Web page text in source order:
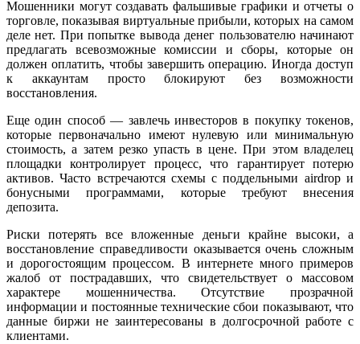
Мошенники могут создавать фальшивые графики и отчеты о
торговле, показывая виртуальные прибыли, которых на самом
деле нет. При попытке вывода денег пользователю начинают
предлагать всевозможные комиссии и сборы, которые он
должен оплатить, чтобы завершить операцию. Иногда доступ
к аккаунтам просто блокируют без возможности
восстановления.
Еще один способ — завлечь инвесторов в покупку токенов,
которые первоначально имеют нулевую или минимальную
стоимость, а затем резко упасть в цене. При этом владелец
площадки контролирует процесс, что гарантирует потерю
активов. Часто встречаются схемы с поддельными аirdrop и
бонусными программами, которые требуют внесения
депозита.
Риски потерять все вложенные деньги крайне высоки, а
восстановление справедливости оказывается очень сложным
и дорогостоящим процессом. В интернете много примеров
жалоб от пострадавших, что свидетельствует о массовом
характере мошенничества. Отсутствие прозрачной
информации и постоянные технические сбои показывают, что
данные биржи не заинтересованы в долгосрочной работе с
клиентами.